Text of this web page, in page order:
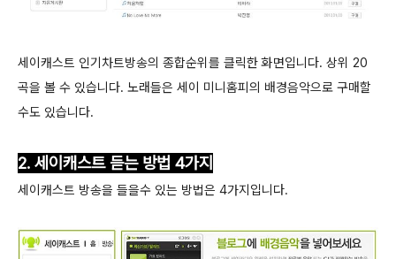
세이캐스트 인기차트방송의 종합순위를 클릭한 화면입니다. 상위 20
곡을 볼 수 있습니다. 노래들은 세이 미니홈피의 배경음악으로 구매할
수도 있습니다.
2. 세이캐스트 듣는 방법 4가지
세이캐스트 방송을 들을수 있는 방법은 4가지입니다.